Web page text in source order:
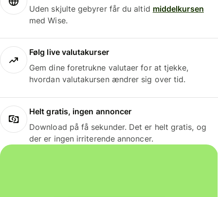
Uden skjulte gebyrer får du altid middelkursen
med Wise.
Følg live valutakurser
Gem dine foretrukne valutaer for at tjekke,
hvordan valutakursen ændrer sig over tid.
Helt gratis, ingen annoncer
Download på få sekunder. Det er helt gratis, og
der er ingen irriterende annoncer.